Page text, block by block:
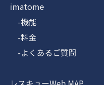
imatome
-機能
-料金
-よくあるご質問